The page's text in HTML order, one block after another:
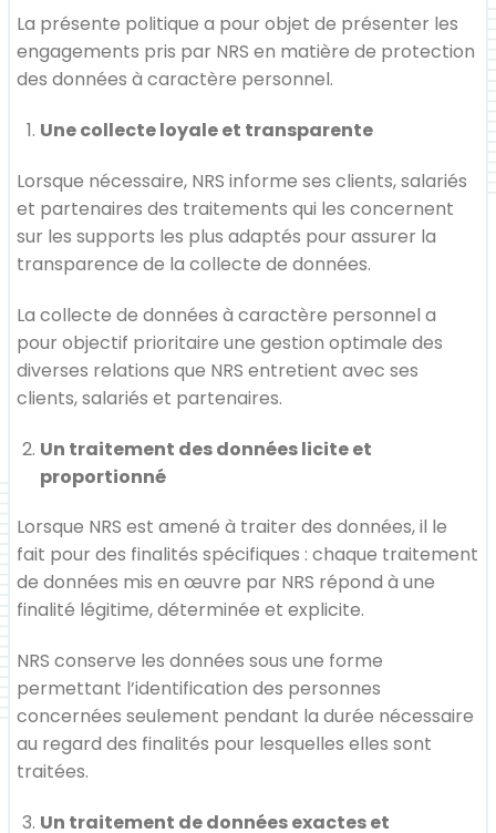
La présente politique a pour objet de présenter les
engagements pris par NRS en matière de protection
des données à caractère personnel.
Une collecte loyale et transparente
Lorsque nécessaire, NRS informe ses clients, salariés
et partenaires des traitements qui les concernent
sur les supports les plus adaptés pour assurer la
transparence de la collecte de données.
La collecte de données à caractère personnel a
pour objectif prioritaire une gestion optimale des
diverses relations que NRS entretient avec ses
clients, salariés et partenaires.
Un traitement des données licite et
proportionné
Lorsque NRS est amené à traiter des données, il le
fait pour des finalités spécifiques : chaque traitement
de données mis en œuvre par NRS répond à une
finalité légitime, déterminée et explicite.
NRS conserve les données sous une forme
permettant l’identification des personnes
concernées seulement pendant la durée nécessaire
au regard des finalités pour lesquelles elles sont
traitées.
Un traitement de données exactes et